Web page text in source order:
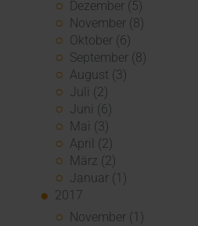
Dezember (5)
November (8)
Oktober (6)
September (8)
August (3)
Juli (2)
Juni (6)
Mai (3)
April (2)
März (2)
Januar (1)
2017
November (1)